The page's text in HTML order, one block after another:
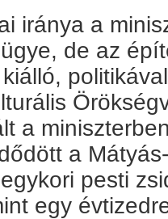
iránya a
de az
a
a
pesti
egy